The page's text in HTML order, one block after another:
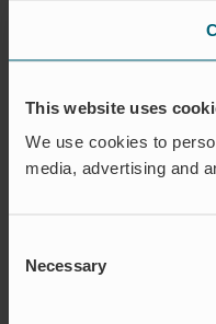
This website uses
We use cookies to
media, advertising and
Selection
Necessary